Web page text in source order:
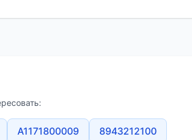
A1171800009 8943212100